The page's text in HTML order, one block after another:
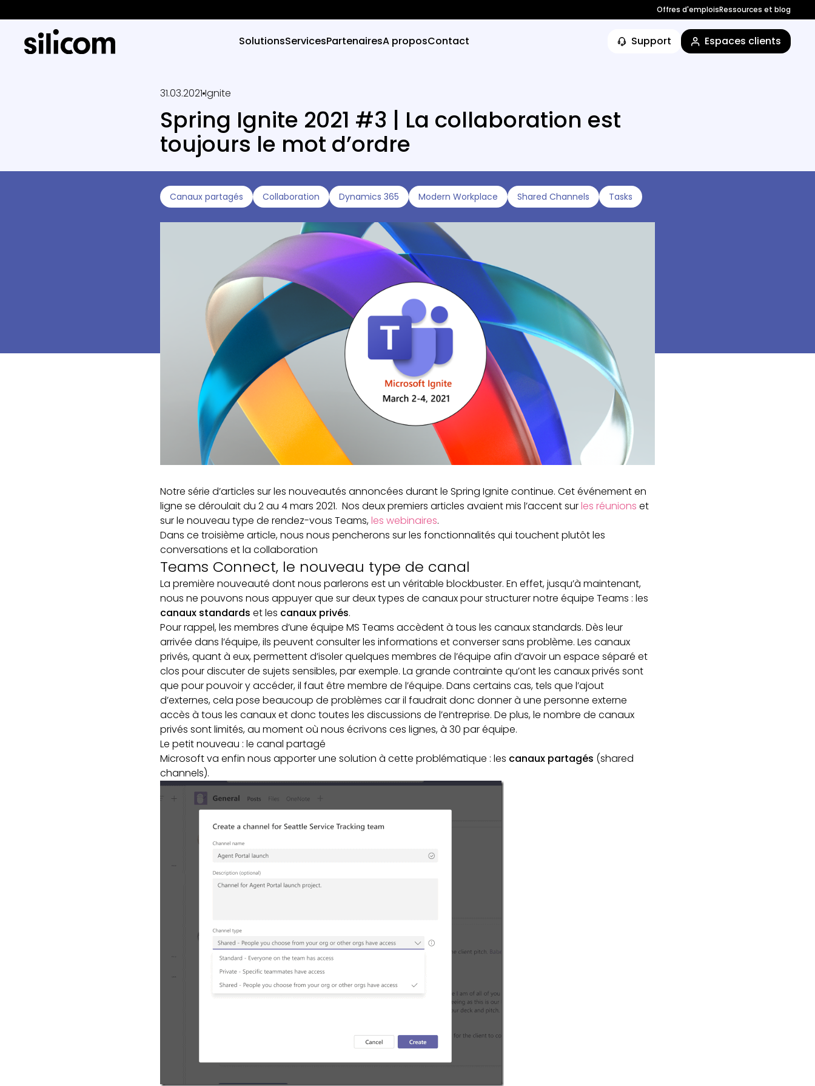
Offres d'emploisRessources et blog
SolutionsServicesPartenairesA proposContact Support Espaces clients
31.03.2021 Ignite
Spring Ignite 2021 #3 | La collaboration est
toujours le mot d’ordre
Canaux partagés Collaboration Dynamics 365 Modern Workplace Shared Channels Tasks
Notre série d’articles sur les nouveautés annoncées durant le Spring Ignite continue. Cet événement en
ligne se déroulait du 2 au 4 mars 2021. Nos deux premiers articles avaient mis l’accent surles réunions et
sur le nouveau type de rendez-vous Teams,les webinaires.
Dans ce troisième article, nous nous pencherons sur les fonctionnalités qui touchent plutôt les
conversations et la collaboration
Teams Connect, le nouveau type de canal
La première nouveauté dont nous parlerons est un véritable blockbuster. En effet, jusqu’à maintenant,
nous ne pouvons nous appuyer que sur deux types de canaux pour structurer notre équipe Teams : les
canaux standards et les canaux privés.
Pour rappel, les membres d’une équipe MS Teams accèdent à tous les canaux standards. Dès leur
arrivée dans l’équipe, ils peuvent consulter les informations et converser sans problème. Les canaux
privés, quant à eux, permettent d’isoler quelques membres de l’équipe afin d’avoir un espace séparé et
clos pour discuter de sujets sensibles, par exemple. La grande contrainte qu’ont les canaux privés sont
que pour pouvoir y accéder, il faut être membre de l’équipe. Dans certains cas, tels que l’ajout
d’externes, cela pose beaucoup de problèmes car il faudrait donc donner à une personne externe
accès à tous les canaux et donc toutes les discussions de l’entreprise. De plus, le nombre de canaux
privés sont limités, au moment où nous écrivons ces lignes, à 30 par équipe.
Le petit nouveau : le canal partagé
Microsoft va enfin nous apporter une solution à cette problématique : les canaux partagés (shared
channels).